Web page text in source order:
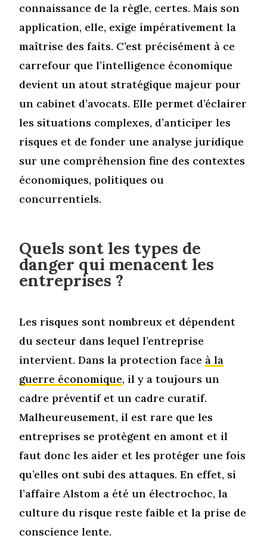
connaissance de la règle, certes. Mais son
application, elle, exige impérativement la
maîtrise des faits. C’est précisément à ce
carrefour que l’intelligence économique
devient un atout stratégique majeur pour
un cabinet d’avocats. Elle permet d’éclairer
les situations complexes, d’anticiper les
risques et de fonder une analyse juridique
sur une compréhension fine des contextes
économiques, politiques ou
concurrentiels.
Quels sont les types de
danger qui menacent les
entreprises ?
Les risques sont nombreux et dépendent
du secteur dans lequel l’entreprise
intervient. Dans la protection face à la
guerre économique, il y a toujours un
cadre préventif et un cadre curatif.
Malheureusement, il est rare que les
entreprises se protègent en amont et il
faut donc les aider et les protéger une fois
qu’elles ont subi des attaques. En effet, si
l’affaire Alstom a été un électrochoc, la
culture du risque reste faible et la prise de
conscience lente.